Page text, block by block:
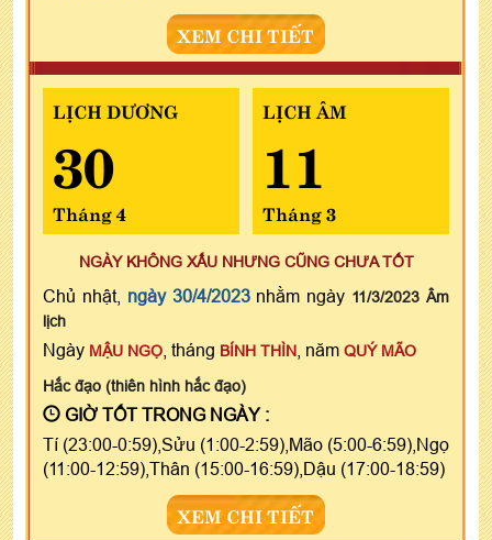
XEM CHI TIẾT
LỊCH DƯƠNG
30
Tháng 4
LỊCH ÂM
11
Tháng 3
NGÀY KHÔNG XẤU NHƯNG CŨNG CHƯA TỐT
Chủ nhật, ngày 30/4/2023nhằm ngày 11/3/2023 Âm
lịch
Ngày MẬU NGỌ , tháng BÍNH THÌN , năm QUÝ MÃO
Hắc đạo (thiên hình hắc đạo)
GIỜ TỐT TRONG NGÀY :
Tí (23:00-0:59),Sửu (1:00-2:59),Mão (5:00-6:59),Ngọ
(11:00-12:59),Thân (15:00-16:59),Dậu (17:00-18:59)
XEM CHI TIẾT